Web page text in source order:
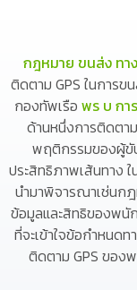
กฎหมาย ขนส่ง ทา
ติดตาม GPS ในการ
กองทัพเรือ พร บ กา
ด้านหนึ่งการติดตา
พฤติกรรมของผู้ขั
ประสิทธิภาพเส้นทาง
นำมาพิจารณาเช่นก
ข้อมูลและสิทธิของพนั
ที่จะเข้าใจข้อกำหนด
ติดตาม GPS ของ